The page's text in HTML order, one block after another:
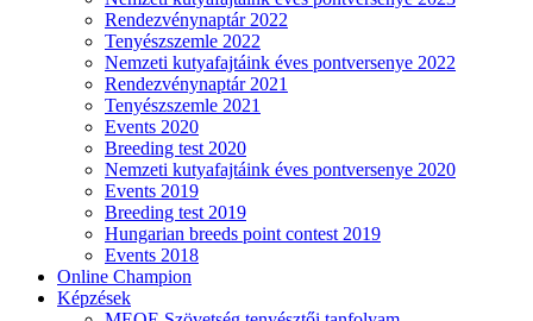
Rendezvénynaptár 2022
Tenyészszemle 2022
Nemzeti kutyafajtáink éves pontversenye 2022
Rendezvénynaptár 2021
Tenyészszemle 2021
Events 2020
Breeding test 2020
Nemzeti kutyafajtáink éves pontversenye 2020
Events 2019
Breeding test 2019
Hungarian breeds point contest 2019
Events 2018
Online Champion
Képzések